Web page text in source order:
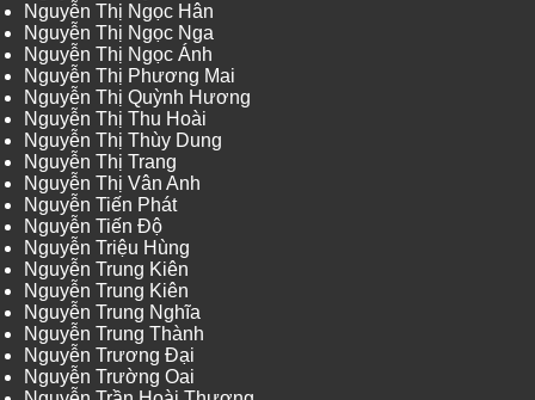
Nguyễn Thị Ngọc Hân
Nguyễn Thị Ngọc Nga
Nguyễn Thị Ngọc Ánh
Nguyễn Thị Phương Mai
Nguyễn Thị Quỳnh Hương
Nguyễn Thị Thu Hoài
Nguyễn Thị Thùy Dung
Nguyễn Thị Trang
Nguyễn Thị Vân Anh
Nguyễn Tiến Phát
Nguyễn Tiến Độ
Nguyễn Triệu Hùng
Nguyễn Trung Kiên
Nguyễn Trung Kiên
Nguyễn Trung Nghĩa
Nguyễn Trung Thành
Nguyễn Trương Đại
Nguyễn Trường Oai